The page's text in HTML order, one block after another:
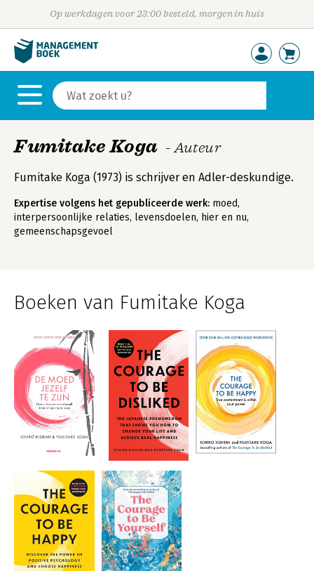
Op werkdagen voor 23:00 besteld, morgen in huis
Fumitake Koga - Auteur
Fumitake Koga (1973) is schrijver en Adler-deskundige.
Expertise volgens het gepubliceerde werk: moed,
interpersoonlijke relaties, levensdoelen, hier en nu,
gemeenschapsgevoel
Boeken van Fumitake Koga